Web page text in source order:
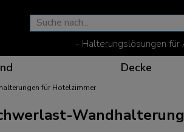
- Halterungslösungen für
Decke
für Hotelzimmer